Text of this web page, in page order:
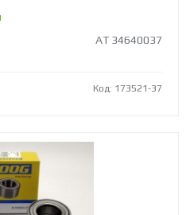
AT 34640037
Код: 173521-37